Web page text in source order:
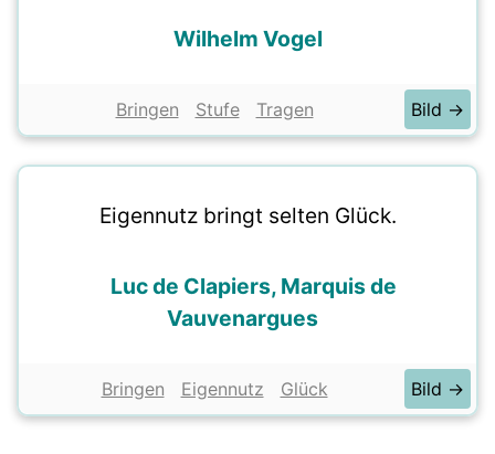
Wilhelm Vogel
Bringen Stufe Tragen Bild →
Eigennutz bringt selten Glück.
Luc de Clapiers, Marquis de
Vauvenargues
Bringen Eigennutz Glück Bild →